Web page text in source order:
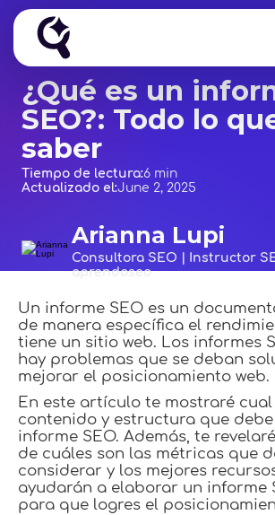
¿Qué es un
SEO?: Todo lo
saber
Tiempo de lectura:6 min
Actualizado el:June 2, 2025
Arianna Lupi
Consultora SEO | Instructor
aprendoseo
Un informe SEO es un
de manera específica el
tiene un sitio web. Los informes
hay problemas que se deban
mejorar el posicionamiento web.
En este artículo te mostraré cual
contenido y estructura que
informe SEO. Además, te
de cuáles son las métricas que
considerar y los mejores
ayudarán a elaborar un informe
para que logres el